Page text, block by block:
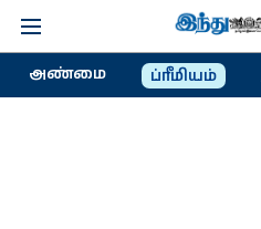
அண்மை ப்ரீமியம்